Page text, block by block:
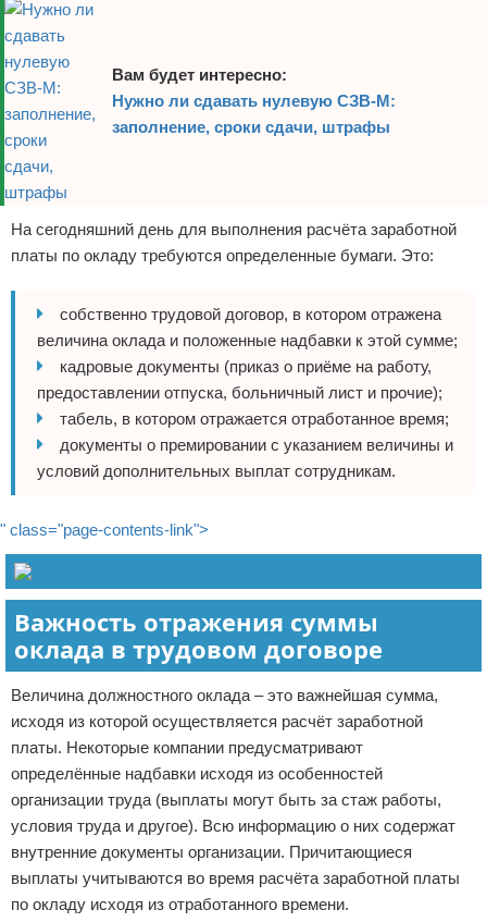
Вам будет интересно:
Нужно ли сдавать нулевую СЗВ-М:
заполнение, сроки сдачи, штрафы
На сегодняшний день для выполнения расчёта заработной
платы по окладу требуются определенные бумаги. Это:
собственно трудовой договор, в котором отражена
величина оклада и положенные надбавки к этой сумме;
кадровые документы (приказ о приёме на работу,
предоставлении отпуска, больничный лист и прочие);
табель, в котором отражается отработанное время;
документы о премировании с указанием величины и
условий дополнительных выплат сотрудникам.
" class="page-contents-link">
Важность отражения суммы
оклада в трудовом договоре
Величина должностного оклада – это важнейшая сумма,
исходя из которой осуществляется расчёт заработной
платы. Некоторые компании предусматривают
определённые надбавки исходя из особенностей
организации труда (выплаты могут быть за стаж работы,
условия труда и другое). Всю информацию о них содержат
внутренние документы организации. Причитающиеся
выплаты учитываются во время расчёта заработной платы
по окладу исходя из отработанного времени.